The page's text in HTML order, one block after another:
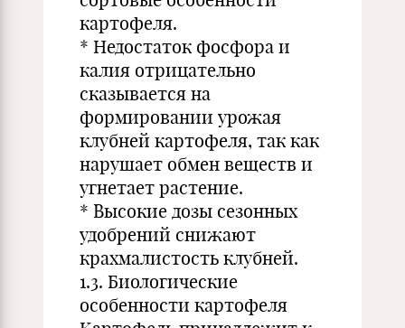
картофеля.
* Недостаток фосфора и
калия отрицательно
сказывается на
формировании урожая
клубней картофеля, так как
нарушает обмен веществ и
угнетает растение.
* Высокие дозы сезонных
удобрений снижают
крахмалистость клубней.
1.3. Биологические
особенности картофеля